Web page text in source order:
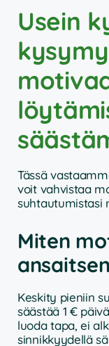
Usein
Tässä
voit vahvistaa
suhtautumistasi
Miten
Keskity pieniin
säästää 1 €
luoda tapa, ei
sinnikkyydellä